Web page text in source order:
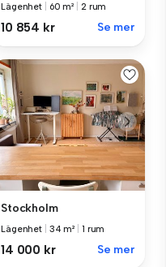
Lägenhet 60 m² 2 rum
10 854 kr Se mer
Stockholm
Lägenhet 34 m² 1 rum
14 000 kr Se mer